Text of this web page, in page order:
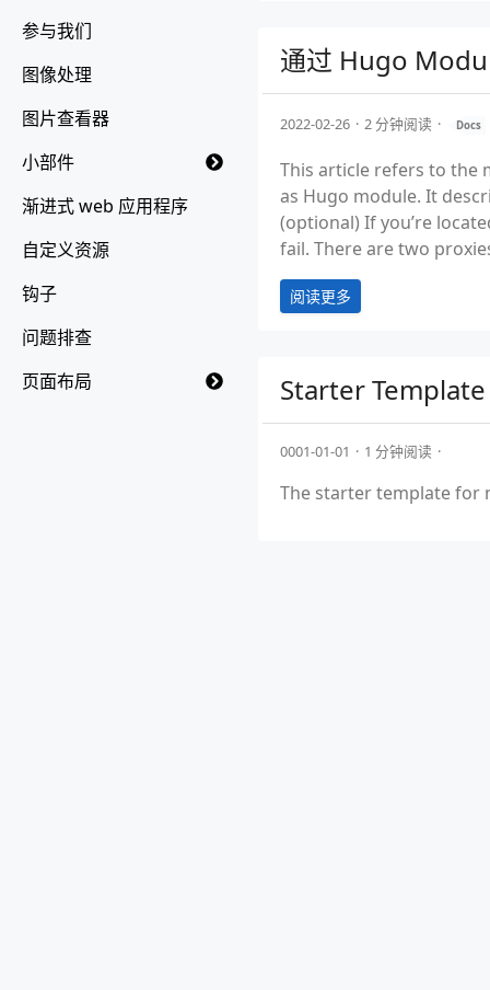
参与我们
图像处理
图片查看器
小部件
渐进式 web 应用程序
自定义资源
钩子
问题排查
页面布局
通过 Hugo
2022-02-26 2 分钟阅读 Docs
This article refers to the
as Hugo module. It
(optional) If you’re
fail. There are two
阅读更多
Starter Template
0001-01-01 1 分钟阅读
The starter template for